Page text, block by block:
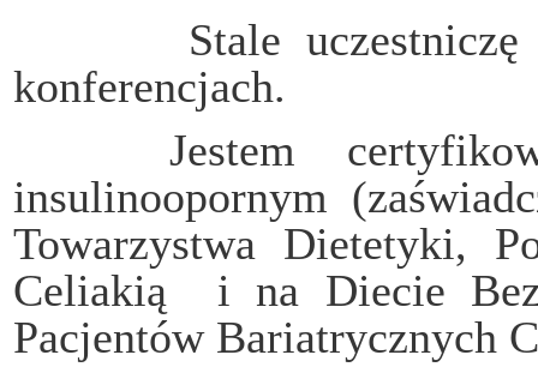
Stale uczestniczę w
konferencjach.
Jestem
insulinoopornym
Towarzystwa Dietetyki,
Celiakią i na Diecie
Pacjentów Bariatrycznych